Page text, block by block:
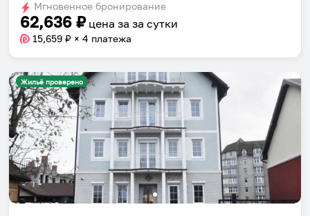
Мгновенное бронирование
62,636 ₽ цена за за сутки
15,659 ₽ × 4 платежа
Жильё проверено